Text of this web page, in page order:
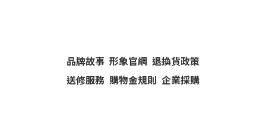
品牌故事 形象官網 退換貨政策
送修服務 購物金規則 企業採購